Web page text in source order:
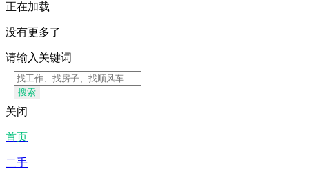
正在加载
没有更多了
请输入关键词
搜索
关闭
首页
二手